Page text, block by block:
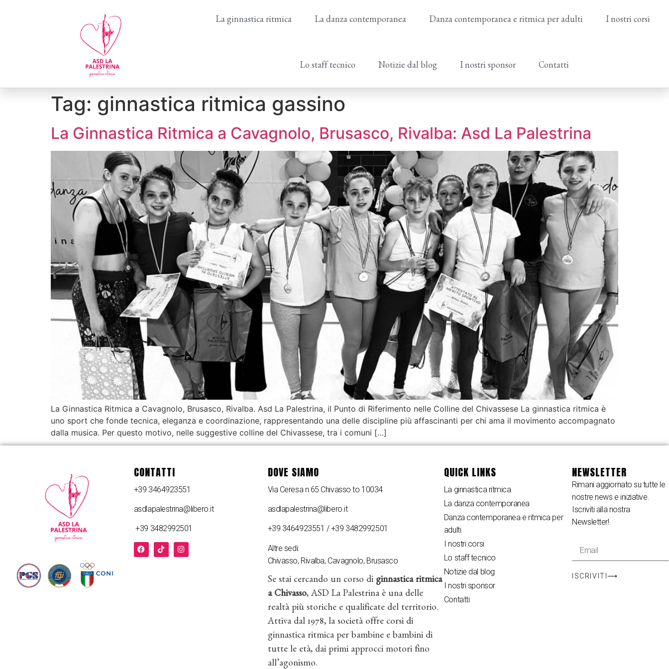
La ginnastica ritmica La danza contemporanea Danza contemporanea e ritmica per adulti I nostri corsi
Lo staff tecnico Notizie dal blog I nostri sponsor Contatti
Tag: ginnastica ritmica gassino
La Ginnastica Ritmica a Cavagnolo, Brusasco, Rivalba: Asd La Palestrina
La Ginnastica Ritmica a Cavagnolo, Brusasco, Rivalba. Asd La Palestrina, il Punto di Riferimento nelle Colline del Chivassese La ginnastica ritmica è
uno sport che fonde tecnica, eleganza e coordinazione, rappresentando una delle discipline più affascinanti per chi ama il movimento accompagnato
dalla musica. Per questo motivo, nelle suggestive colline del Chivassese, tra i comuni […]
CONTATTI
+39 3464923551
asdlapalestrina@libero.it
+39 3482992501
DOVE SIAMO
Via Ceresa n.65 Chivasso to 10034
asdlapalestrina@libero.it
+39 3464923551 / +39 3482992501
Altre sedi:
Chivasso, Rivalba, Cavagnolo, Brusasco
Se stai cercando un corso di ginnastica ritmica
a Chivasso, ASD La Palestrina è una delle
realtà più storiche e qualificate del territorio.
Attiva dal 1978, la società offre corsi di
ginnastica ritmica per bambine e bambini di
tutte le età, dai primi approcci motori fino
all’agonismo.
QUICK LINKS
La ginnastica ritmica
La danza contemporanea
Danza contemporanea e ritmica per
adulti
I nostri corsi
Lo staff tecnico
Notizie dal blog
I nostri sponsor
Contatti
NEWSLETTER
Rimani aggiornato su tutte le
nostre news e iniziative.
Iscriviti alla nostra
Newsletter!
ISCRIVITI⟶